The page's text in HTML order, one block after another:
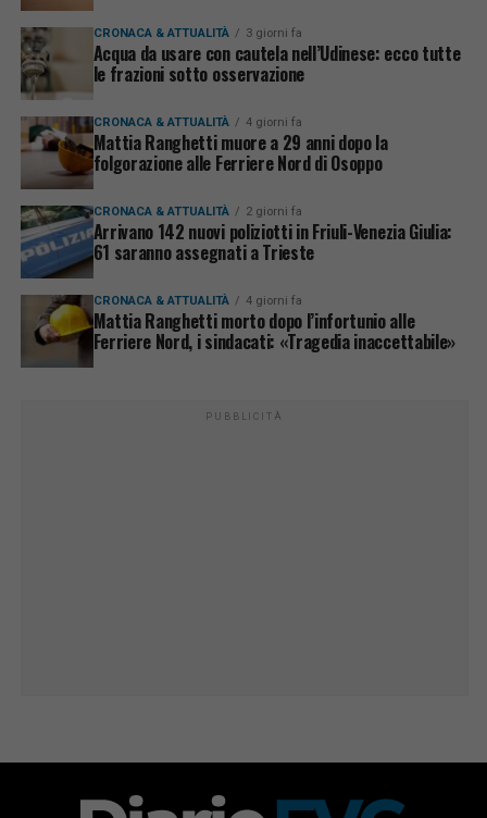
CRONACA & ATTUALITÀ 3 giorni fa
Acqua da usare con cautela nell’Udinese: ecco tutte
le frazioni sotto osservazione
CRONACA & ATTUALITÀ 4 giorni fa
Mattia Ranghetti muore a 29 anni dopo la
folgorazione alle Ferriere Nord di Osoppo
CRONACA & ATTUALITÀ 2 giorni fa
Arrivano 142 nuovi poliziotti in Friuli-Venezia Giulia:
61 saranno assegnati a Trieste
CRONACA & ATTUALITÀ 4 giorni fa
Mattia Ranghetti morto dopo l’infortunio alle
Ferriere Nord, i sindacati: «Tragedia inaccettabile»
PUBBLICITÀ